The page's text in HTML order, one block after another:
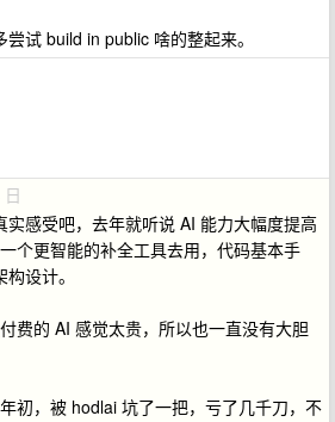
试 build in public 啥的整起来。
感受吧，去年就听说 AI 能力大幅度提高
个更智能的补全工具去用，代码基本手
设计。
费的 AI 感觉太贵，所以也一直没有大胆
初，被 hodlai 坑了一把，亏了几千刀，不